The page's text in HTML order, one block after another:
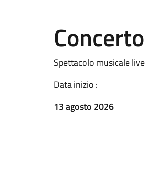
Spettacolo musicale live
Data inizio :
13 agosto 2026